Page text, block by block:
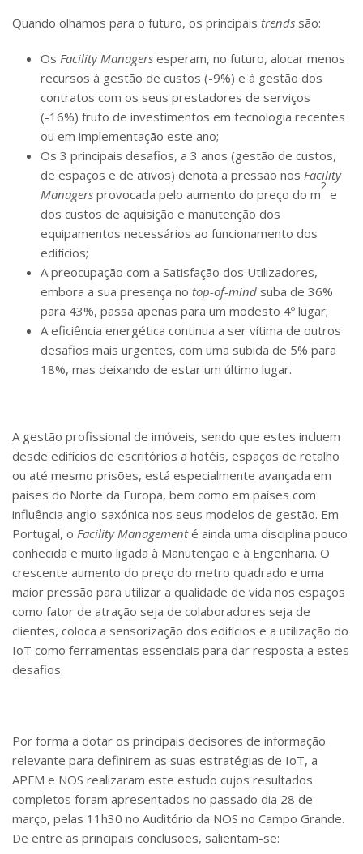
Quando olhamos para o futuro, os principais trends são:
OsFacility Managers esperam, no futuro, alocar menos
recursos à gestão de custos (-9%) e à gestão dos
contratos com os seus prestadores de serviços
(-16%) fruto de investimentos em tecnologia recentes
ou em implementação este ano;
Os 3 principais desafios, a 3 anos (gestão de custos,
de espaços e de ativos) denota a pressão nosFacility
Managers provocada pelo aumento do preço do m
2
e
dos custos de aquisição e manutenção dos
equipamentos necessários ao funcionamento dos
edifícios;
A preocupação com a Satisfação dos Utilizadores,
embora a sua presença notop-of-mind suba de 36%
para 43%, passa apenas para um modesto 4º lugar;
A eficiência energética continua a ser vítima de outros
desafios mais urgentes, com uma subida de 5% para
18%, mas deixando de estar um último lugar.
A gestão profissional de imóveis, sendo que estes incluem
desde edifícios de escritórios a hotéis, espaços de retalho
ou até mesmo prisões, está especialmente avançada em
países do Norte da Europa, bem como em países com
influência anglo-saxónica nos seus modelos de gestão. Em
Portugal, o Facility Managementé ainda uma disciplina pouco
conhecida e muito ligada à Manutenção e à Engenharia. O
crescente aumento do preço do metro quadrado e uma
maior pressão para utilizar a qualidade de vida nos espaços
como fator de atração seja de colaboradores seja de
clientes, coloca a sensorização dos edifícios e a utilização do
IoT como ferramentas essenciais para dar resposta a estes
desafios.
Por forma a dotar os principais decisores de informação
relevante para definirem as suas estratégias de IoT, a
APFM e NOS realizaram este estudo cujos resultados
completos foram apresentados no passado dia 28 de
março, pelas 11h30 no Auditório da NOS no Campo Grande.
De entre as principais conclusões, salientam-se: